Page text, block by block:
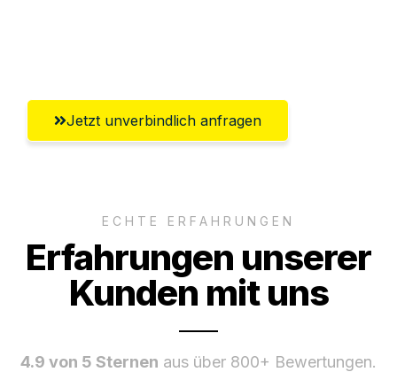
Jetzt unverbindlich anfragen
ECHTE ERFAHRUNGEN
Erfahrungen unserer
Kunden mit uns
4.9 von 5 Sternen aus über 800+ Bewertungen.